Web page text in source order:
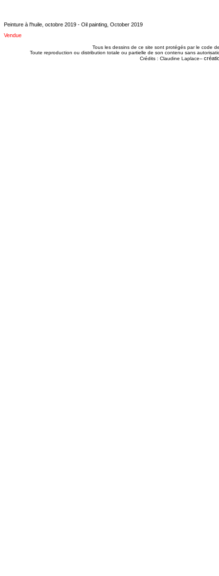
Peinture à l'huile, octobre 2019 - Oil painting, October 2019
Vendue
Tous les dessins de ce site sont protégés par le code
Toute reproduction ou distribution totale ou partielle de son contenu sans
Crédits : Claudine Laplace--